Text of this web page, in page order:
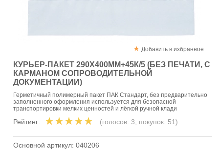
Добавить в избранное
КУРЬЕР-ПАКЕТ 290Х400ММ+45К/5 (БЕЗ ПЕЧАТИ, С
КАРМАНОМ СОПРОВОДИТЕЛЬНОЙ
ДОКУМЕНТАЦИИ)
Герметичный полимерный пакет ПАК Стандарт, без предварительно
заполненного оформления используется для безопасной
транспортировки мелких ценностей и лёгкой ручной клади
Рейтинг: (голосов: 3, покупок: 51)
Основной артикул: 040206